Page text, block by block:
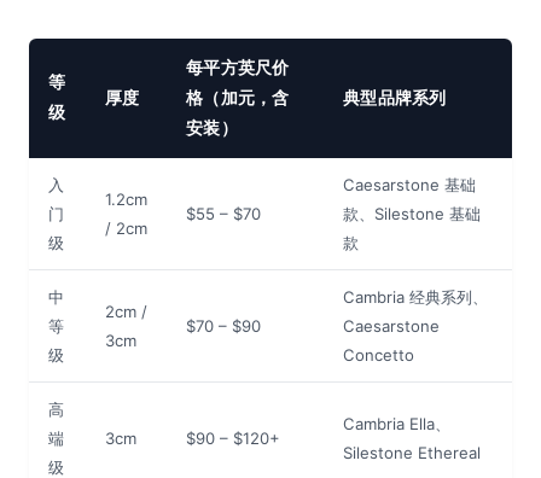
等
级
厚度
每平方英尺价
格（加元，含
安装）
典型品牌系列
入
门
级
1.2cm
/ 2cm
$55 – $70
Caesarstone 基础
款、Silestone 基础
款
中
等
级
2cm /
3cm
$70 – $90
Cambria 经典系列、
Caesarstone
Concetto
高
端
级
3cm $90 – $120+
Cambria Ella、
Silestone Ethereal